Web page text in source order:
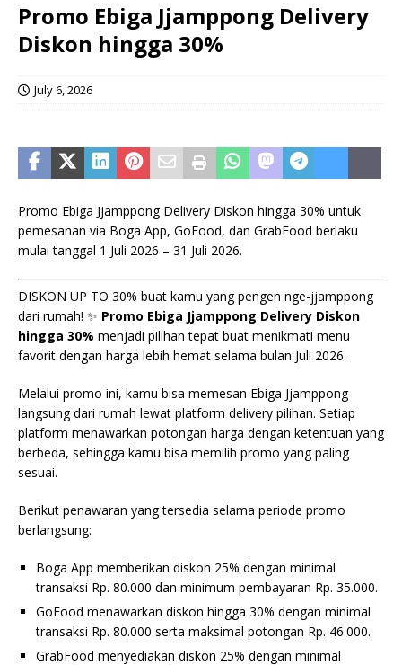
Promo Ebiga Jjamppong Delivery
Diskon hingga 30%
July 6, 2026
Promo Ebiga Jjamppong Delivery Diskon hingga 30% untuk
pemesanan via Boga App, GoFood, dan GrabFood berlaku
mulai tanggal 1 Juli 2026 – 31 Juli 2026.
DISKON UP TO 30% buat kamu yang pengen nge-jjamppong
dari rumah! ✨ Promo Ebiga Jjamppong Delivery Diskon
hingga 30% menjadi pilihan tepat buat menikmati menu
favorit dengan harga lebih hemat selama bulan Juli 2026.
Melalui promo ini, kamu bisa memesan Ebiga Jjamppong
langsung dari rumah lewat platform delivery pilihan. Setiap
platform menawarkan potongan harga dengan ketentuan yang
berbeda, sehingga kamu bisa memilih promo yang paling
sesuai.
Berikut penawaran yang tersedia selama periode promo
berlangsung:
Boga App memberikan diskon 25% dengan minimal
transaksi Rp. 80.000 dan minimum pembayaran Rp. 35.000.
GoFood menawarkan diskon hingga 30% dengan minimal
transaksi Rp. 80.000 serta maksimal potongan Rp. 46.000.
GrabFood menyediakan diskon 25% dengan minimal